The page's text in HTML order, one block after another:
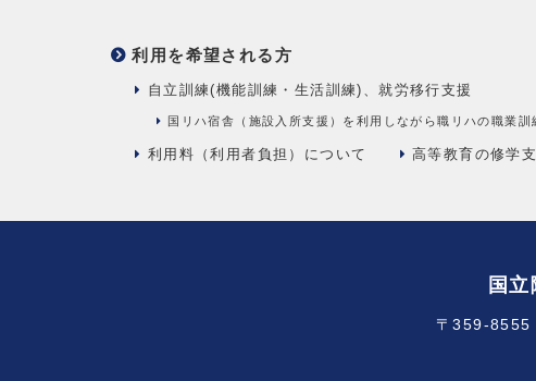
利用を希望される方
自立訓練(機能訓練・生活訓練)、就労移行支援
国リハ宿舎（施設入所支援）を利用しながら職リハの職業訓
利用料（利用者負担）について 高等教育の修学
国
〒359-8555